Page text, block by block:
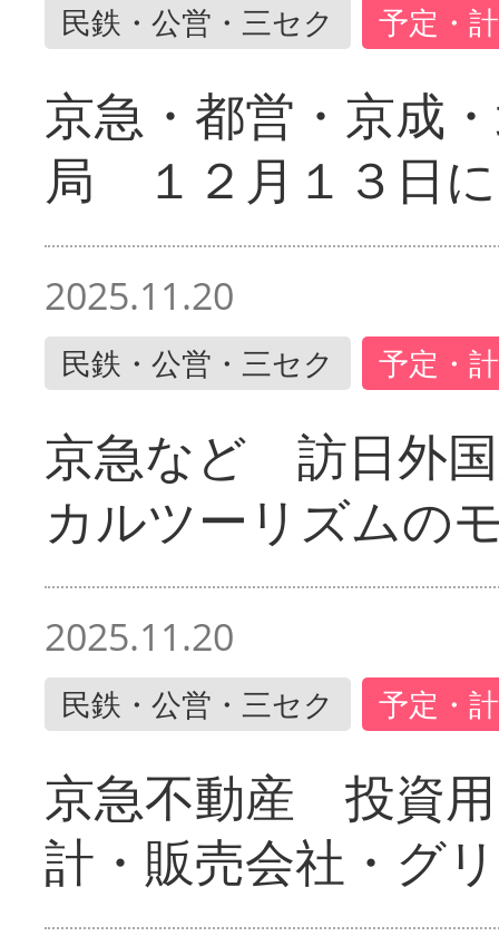
民鉄・公営・三セク 予定・
京急・都営・京成
局 １２月１３日
2025.11.20
民鉄・公営・三セク 予定・
京急など 訪日外
カルツーリズムの
2025.11.20
民鉄・公営・三セク 予定・
京急不動産 投資
計・販売会社・グ